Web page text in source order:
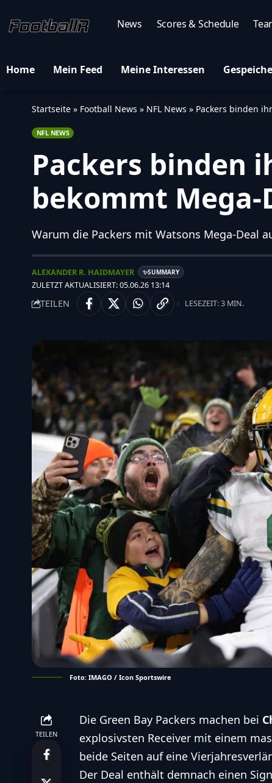
News Scores & Schedule
Home Mein Feed Meine Interessen
Startseite » Football News » NFL News » Packers binden
NFL NEWS
Packers binden
bekommt Mega-
Warum die Packers mit Watsons Mega-Deal
ZULETZT AKTUALISIERT: 05.06.26 13:14
ALEXANDER R. HAIDMAYER ✨SUMMARY
TEILEN LESEZEIT: 3 MIN.
Foto: IMAGO / Icon Sportswire
TEILEN
Die Green Bay Packers machen bei
explosivsten Receiver mit einem
beide Seiten auf eine
Der Deal enthält demnach einen